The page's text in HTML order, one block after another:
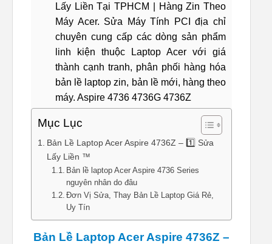
Lấy Liền Tại TPHCM | Hàng Zin Theo
Máy Acer. Sửa Máy Tính PCI địa chỉ
chuyên cung cấp các dòng sản phẩm
linh kiện thuộc Laptop Acer với giá
thành cạnh tranh, phân phối hàng hóa
bản lề laptop zin, bản lề mới, hàng theo
máy. Aspire 4736 4736G 4736Z
Mục Lục
Bản Lề Laptop Acer Aspire 4736Z – 1️⃣ Sửa
Lấy Liền ™
Bản lề laptop Acer Aspire 4736 Series
nguyên nhân do đâu
Đơn Vị Sửa, Thay Bản Lề Laptop Giá Rẻ,
Uy Tín
Bản Lề Laptop Acer Aspire 4736Z –